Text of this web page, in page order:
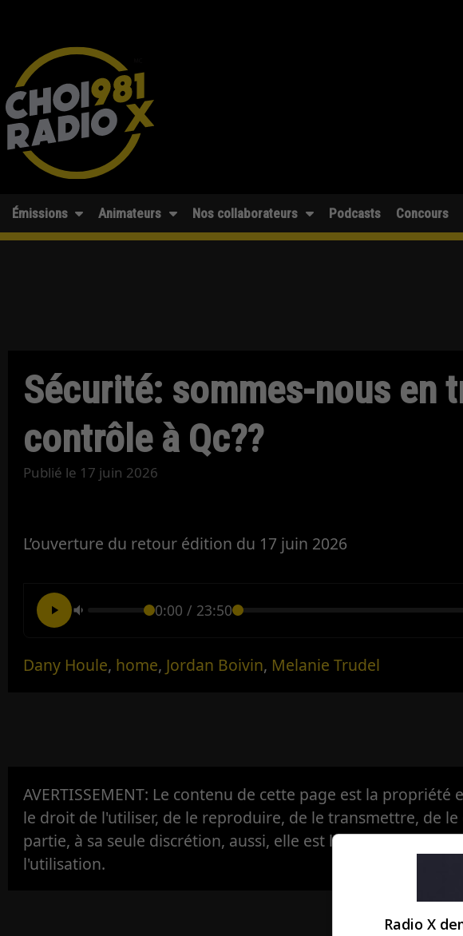
Émissions Animateurs Nos collaborateurs Podcasts Concours
Sécurité: sommes-nous en
contrôle à Qc??
Publié le 17 juin 2026
L’ouverture du retour édition du 17 juin 2026
0:00 / 23:50
Dany Houle, home, Jordan Boivin, Melanie Trudel
AVERTISSEMENT: Le contenu de cette page est la propriété
le droit de l'utiliser, de le reproduire, de le transmettre, de
partie, à sa seule discrétion, aussi, elle est la seule à avoir,
l'utilisation.
Radio X